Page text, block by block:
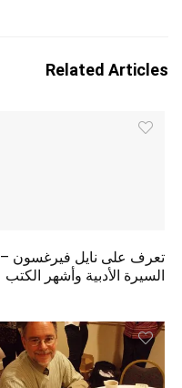
Related Articles
تعرف على نايل فيرغسون –
السيرة الأدبية وأشهر الكتب